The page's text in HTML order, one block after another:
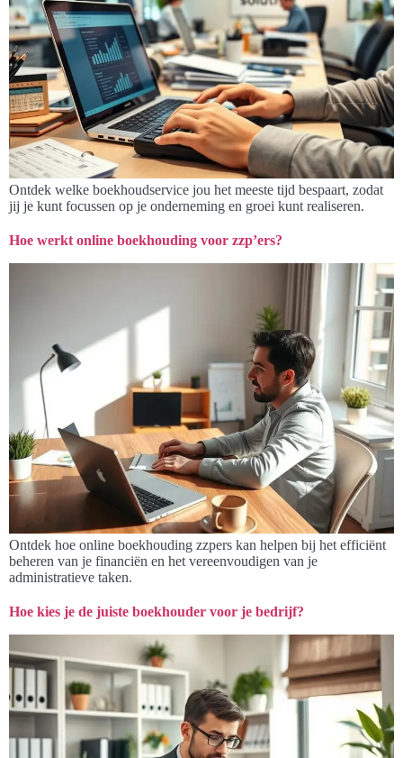
Ontdek welke boekhoudservice jou het meeste tijd bespaart, zodat
jij je kunt focussen op je onderneming en groei kunt realiseren.
Hoe werkt online boekhouding voor zzp’ers?
Ontdek hoe online boekhouding zzpers kan helpen bij het efficiënt
beheren van je financiën en het vereenvoudigen van je
administratieve taken.
Hoe kies je de juiste boekhouder voor je bedrijf?